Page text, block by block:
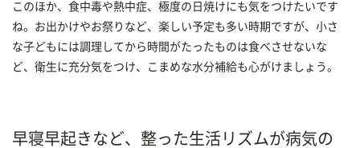
このほか、食中毒や熱中症、極度の日焼けにも気をつけたいです
ね。お出かけやお祭りなど、楽しい予定も多い時期ですが、小さ
な子どもには調理してから時間がたったものは食べさせないな
ど、衛生に充分気をつけ、こまめな水分補給も心がけましょう。
早寝早起きなど、整った生活リズムが病気の